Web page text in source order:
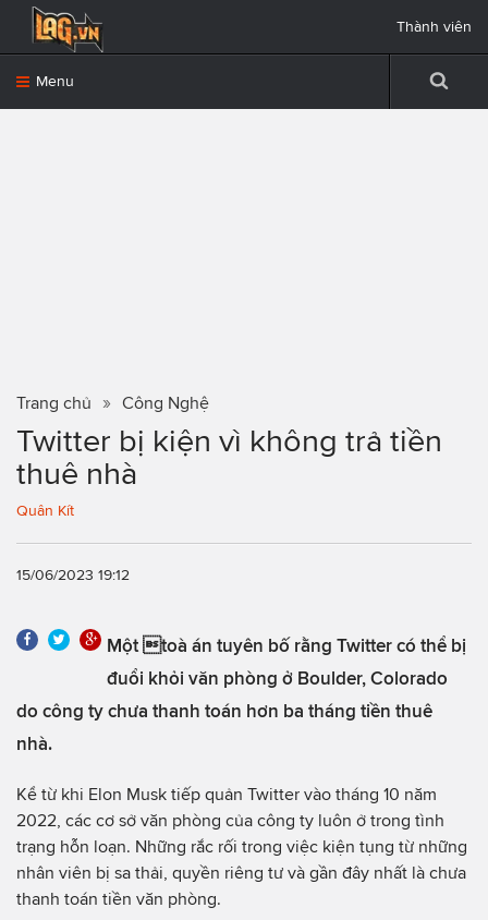
Menu
Thành viên
Trang chủ Công Nghệ
Twitter bị kiện vì không trả tiền
thuê nhà
Quân Kít
15/06/2023 19:12
Một toà án tuyên bố rằng Twitter có thể bị
đuổi khỏi văn phòng ở Boulder, Colorado
do công ty chưa thanh toán hơn ba tháng tiền thuê
nhà.
Kể từ khi Elon Musk tiếp quản Twitter vào tháng 10 năm
2022, các cơ sở văn phòng của công ty luôn ở trong tình
trạng hỗn loạn. Những rắc rối trong việc kiện tụng từ những
nhân viên bị sa thải, quyền riêng tư và gần đây nhất là chưa
thanh toán tiền văn phòng.